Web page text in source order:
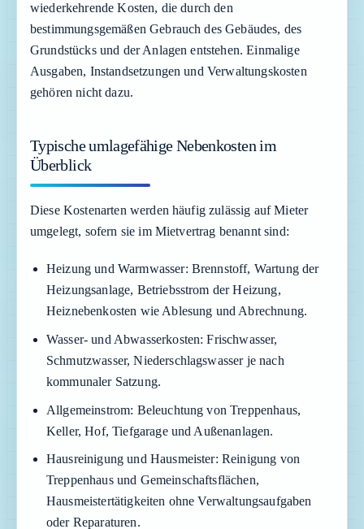
wiederkehrende Kosten, die durch den
bestimmungsgemäßen Gebrauch des Gebäudes, des
Grundstücks und der Anlagen entstehen. Einmalige
Ausgaben, Instandsetzungen und Verwaltungskosten
gehören nicht dazu.
Typische umlagefähige Nebenkosten im
Überblick
Diese Kostenarten werden häufig zulässig auf Mieter
umgelegt, sofern sie im Mietvertrag benannt sind:
Heizung und Warmwasser: Brennstoff, Wartung der
Heizungsanlage, Betriebsstrom der Heizung,
Heiznebenkosten wie Ablesung und Abrechnung.
Wasser- und Abwasserkosten: Frischwasser,
Schmutzwasser, Niederschlagswasser je nach
kommunaler Satzung.
Allgemeinstrom: Beleuchtung von Treppenhaus,
Keller, Hof, Tiefgarage und Außenanlagen.
Hausreinigung und Hausmeister: Reinigung von
Treppenhaus und Gemeinschaftsflächen,
Hausmeistertätigkeiten ohne Verwaltungsaufgaben
oder Reparaturen.